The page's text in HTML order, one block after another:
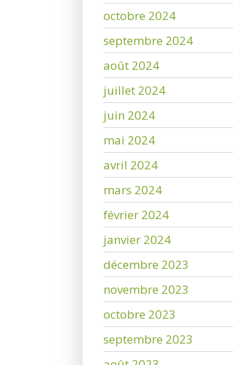
octobre 2024
septembre 2024
août 2024
juillet 2024
juin 2024
mai 2024
avril 2024
mars 2024
février 2024
janvier 2024
décembre 2023
novembre 2023
octobre 2023
septembre 2023